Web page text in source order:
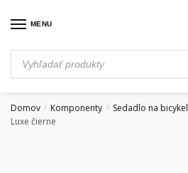
MENU
Products
search
Domov / Komponenty / Sedadlo na bicykel
Luxe čierne